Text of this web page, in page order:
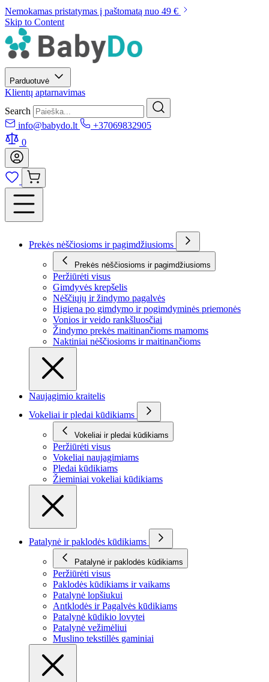
Nemokamas pristatymas į paštomatą nuo 49 €
Skip to Content
Parduotuvė
Klientų aptarnavimas
Search
info@babydo.lt
+37069832905
0
Prekės nėščiosioms ir pagimdžiusioms
Prekės nėščiosioms ir pagimdžiusioms
Peržiūrėti visus
Gimdyvės krepšelis
Nėščiųjų ir žindymo pagalvės
Higiena po gimdymo ir pogimdyminės priemonės
Vonios ir veido rankšluosčiai
Žindymo prekės maitinančioms mamoms
Naktiniai nėščiosioms ir maitinančioms
Naujagimio kraitelis
Vokeliai ir pledai kūdikiams
Vokeliai ir pledai kūdikiams
Peržiūrėti visus
Vokeliai naujagimiams
Pledai kūdikiams
Žieminiai vokeliai kūdikiams
Patalynė ir paklodės kūdikiams
Patalynė ir paklodės kūdikiams
Peržiūrėti visus
Paklodės kūdikiams ir vaikams
Patalynė lopšiukui
Antklodės ir Pagalvės kūdikiams
Patalynė kūdikio lovytei
Patalynė vežimėliui
Muslino tekstillės gaminiai